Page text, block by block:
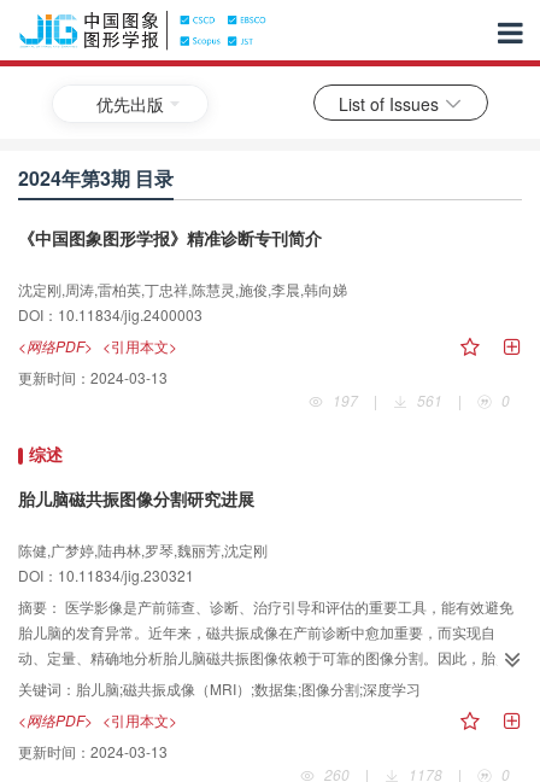
优先出版 List of Issues
2024年第3期 目录
《中国图象图形学报》精准诊断专刊简介
沈定刚,周涛,雷柏英,丁忠祥,陈慧灵,施俊,李晨,韩向娣
DOI：10.11834/jig.2400003
<网络PDF> <引用本文>
更新时间： 2024-03-13
197
| 561 | 0
综述
胎儿脑磁共振图像分割研究进展
陈健,广梦婷,陆冉林,罗琴,魏丽芳,沈定刚
DOI：10.11834/jig.230321
摘要： 医学影像是产前筛查、诊断、治疗引导和评估的重要工具，能有效避免
胎儿脑的发育异常。近年来，磁共振成像在产前诊断中愈加重要，而实现自
动、定量、精确地分析胎儿脑磁共振图像依赖于可靠的图像分割。因此，胎儿
脑磁共振图像分割具有十分重要的临床意义与研究价值。由于胎儿图像中存在
组织器官多、图像质量差及结构变化快等问题，胎儿脑磁共振图像的分割面临
着巨大的困难与挑战。目前，尚未有文献对该领域的方法进行系统性的总结和
分析，尤其是基于深度学习的方法。本文针对胎儿脑磁共振图像分割方法进行
关键词： 胎儿脑;磁共振成像（MRI）;数据集;图像分割;深度学习
<网络PDF> <引用本文>
更新时间： 2024-03-13
260
| 1178 | 0